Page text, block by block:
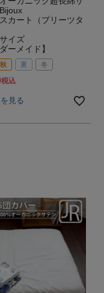
カート（プリーツタ
イズ
ーメイド】
秋 夏 冬
税込
見る